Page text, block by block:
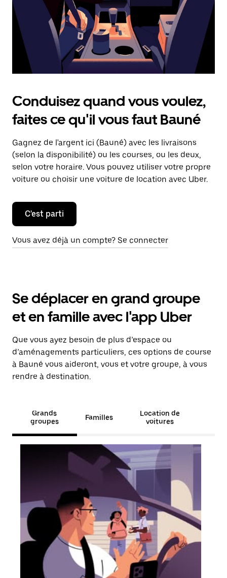
d'échappement
pour
fermer
calendrier.
Conduisez quand vous voulez,
faites ce qu'il vous faut Bauné
Gagnez de l'argent ici (Bauné) avec les livraisons
(selon la disponibilité) ou les courses, ou les deux,
selon votre horaire. Vous pouvez utiliser votre propre
voiture ou choisir une voiture de location avec Uber.
C'est parti
Vous avez déjà un compte? Se connecter
Se déplacer en grand groupe
et en famille avec l'app Uber
Que vous ayez besoin de plus d’espace ou
d’aménagements particuliers, ces options de course
à Bauné vous aideront, vous et votre groupe, à vous
rendre à destination.
Grands
groupes
Familles
Location de
voitures